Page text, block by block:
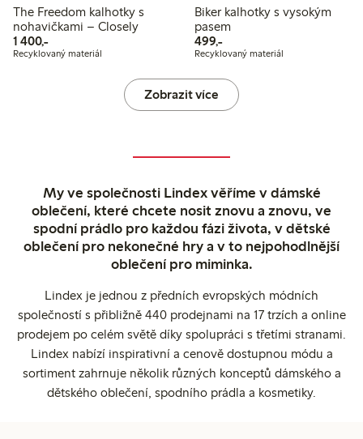
The Freedom kalhotky s
nohavičkami – Closely
1 400,-1 400,00 Kč
Recyklovaný materiál
Biker kalhotky s vysokým
pasem
499,-499,00 Kč
Recyklovaný materiál
Zobrazit více
My ve společnosti Lindex věříme v dámské
oblečení, které chcete nosit znovu a znovu, ve
spodní prádlo pro každou fázi života, v dětské
oblečení pro nekonečné hry a v to nejpohodlnější
oblečení pro miminka.
Lindex je jednou z předních evropských módních
společností s přibližně 440 prodejnami na 17 trzích a online
prodejem po celém světě díky spolupráci s třetími stranami.
Lindex nabízí inspirativní a cenově dostupnou módu a
sortiment zahrnuje několik různých konceptů dámského a
dětského oblečení, spodního prádla a kosmetiky.